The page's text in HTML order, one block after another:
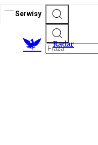
Serwisy
Radar